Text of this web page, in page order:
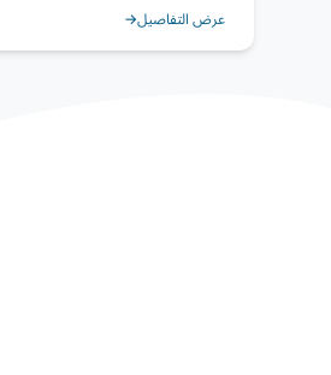
عرض التفاصيل→